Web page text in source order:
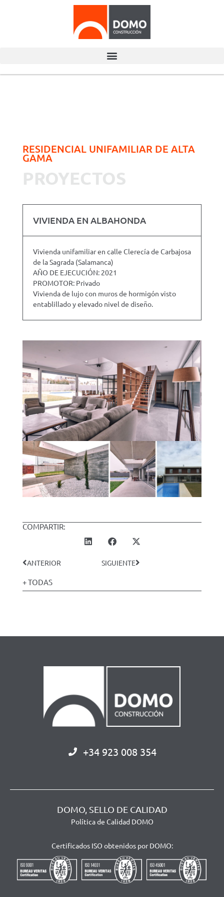
RESIDENCIAL UNIFAMILIAR DE ALTA
GAMA
PROYECTOS
VIVIENDA EN ALBAHONDA
Vivienda unifamiliar en calle Clerecía de Carbajosa
de la Sagrada (Salamanca)
AÑO DE EJECUCIÓN: 2021
PROMOTOR: Privado
Vivienda de lujo con muros de hormigón visto
entablillado y elevado nivel de diseño.
COMPARTIR:
ANTERIOR SIGUIENTE
+ TODAS
+34 923 008 354
DOMO, SELLO DE CALIDAD
Política de Calidad DOMO
Certificados ISO obtenidos por DOMO: